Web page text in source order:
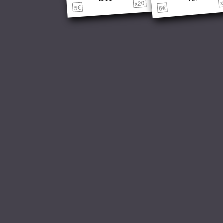
5€ x20
6€